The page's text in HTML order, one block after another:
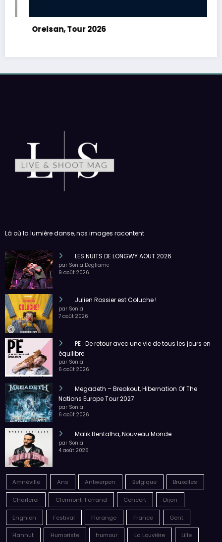
Orelsan, Tour 2026
Là où la lumière danse, nos images racontent
LES NUITS DE LONGWY AOUT 2026
par Sonia Degliame
9 août 2026
Julien Rossier est Coluche !
par Sonia
7 août 2026
PE : De retour avec une vie de tous les jours en
équilibre
par Sonia
6 août 2026
Megadeth – Breakout, Hibernation Of The
Nations Europe Tour 2027
par Sonia
6 août 2026
Malik Bentalha, Nouveau Monde
par Sonia
4 août 2026
Amnéville Ans Antwerpen Belgique Bruxelles
Charleroi Clermont-Ferrand Concert Dijon
Enghien Festival Florange France Gent
Hannut Humoriste humour La Louvière Lille